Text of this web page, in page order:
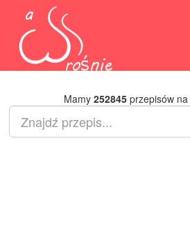
Mamy 252845przepisów na